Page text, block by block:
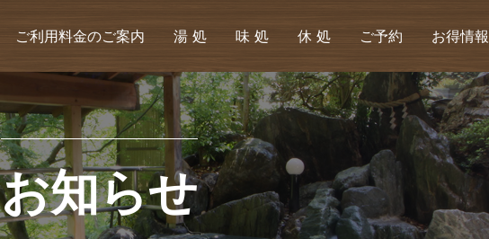
ご利用料金のご案内 湯 処 味 処 休 処 ご予約 お得情報
お知らせ